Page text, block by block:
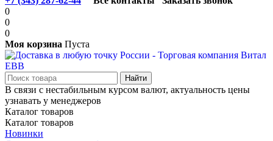
0
0
0
Моя корзина Пуста
В связи с нестабильным курсом валют, актуальность цены
узнавать у менеджеров
Каталог товаров
Каталог товаров
Новинки